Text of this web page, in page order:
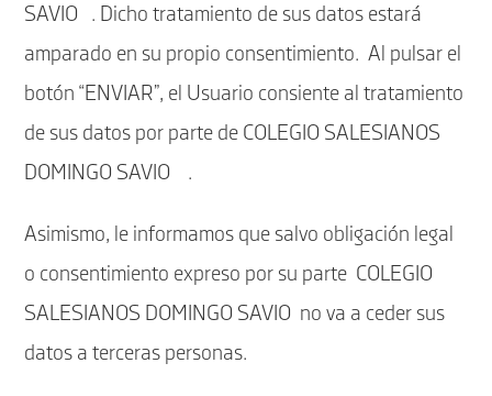
SAVIO . Dicho tratamiento de sus datos estará
amparado en su propio consentimiento. Al pulsar el
botón “ENVIAR”, el Usuario consiente al tratamiento
de sus datos por parte de COLEGIO SALESIANOS
DOMINGO SAVIO .
Asimismo, le informamos que salvo obligación legal
o consentimiento expreso por su parte COLEGIO
SALESIANOS DOMINGO SAVIO no va a ceder sus
datos a terceras personas.